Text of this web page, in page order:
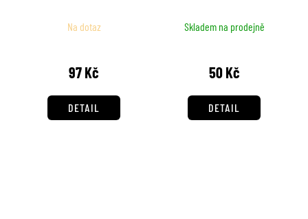
Na dotaz
97 Kč
DETAIL
Skladem na prodejně
50 Kč
DETAIL